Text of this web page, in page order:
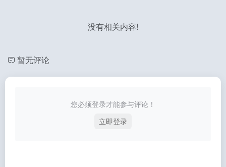
没有相关内容!
暂无评论
您必须登录才能参与评论！
立即登录